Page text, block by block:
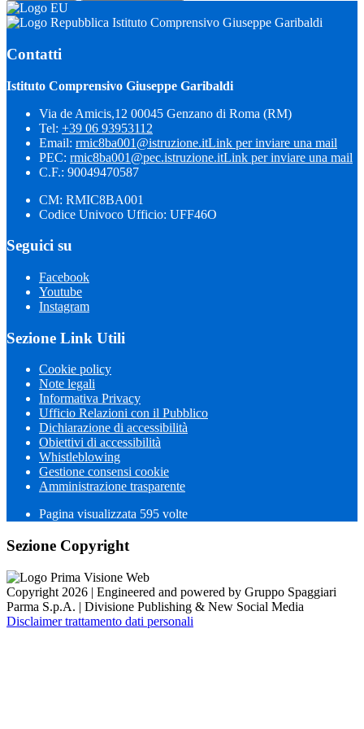
Istituto Comprensivo Giuseppe Garibaldi
Contatti
Istituto Comprensivo Giuseppe Garibaldi
Via de Amicis,12 00045 Genzano di Roma (RM)
Tel: +39 06 93953112
Email: rmic8ba001@istruzione.itLink per inviare una mail
PEC: rmic8ba001@pec.istruzione.itLink per inviare una mail
C.F.: 90049470587
CM: RMIC8BA001
Codice Univoco Ufficio: UFF46O
Seguici su
Facebook
Youtube
Instagram
Sezione Link Utili
Cookie policy
Note legali
Informativa Privacy
Ufficio Relazioni con il Pubblico
Dichiarazione di accessibilità
Obiettivi di accessibilità
Whistleblowing
Gestione consensi cookie
Amministrazione trasparente
Pagina visualizzata 595 volte
Sezione Copyright
Copyright 2026 | Engineered and powered by Gruppo Spaggiari
Parma S.p.A. | Divisione Publishing & New Social Media
Disclaimer trattamento dati personali